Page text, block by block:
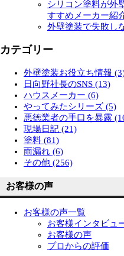
シリコン塗料が外
すすめメーカー紹
外壁塗装で失敗し
カテゴリー
外壁塗装お役立ち情報
日向野社長のSNS (13)
ハウスメーカー (6)
やってみたシリーズ (5)
悪徳業者の手口を暴露
現場日記 (21)
塗料 (81)
雨漏れ (6)
その他 (256)
お客様の声
お客様の声一覧
お客様インタビュ
お客様の声
プロからの評価